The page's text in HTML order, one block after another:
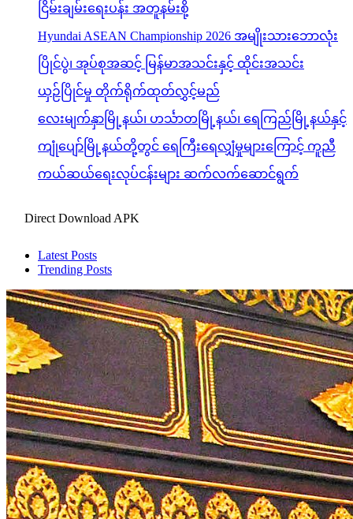
ငြိမ်းချမ်းရေးပန်း အတူနမ်းစို့
Hyundai ASEAN Championship 2026 အမျိုးသားဘောလုံး
ပြိုင်ပွဲ၊ အုပ်စုအဆင့် မြန်မာအသင်းနှင့် ထိုင်းအသင်း
ယှဉ်ပြိုင်မှု တိုက်ရိုက်ထုတ်လွှင့်မည်
လေးမျက်နှာမြို့နယ်၊ ဟင်္သာတမြို့နယ်၊ ရေကြည်မြို့နယ်နှင့်
ကျုံပျော်မြို့နယ်တို့တွင် ရေကြီးရေလျှံမှုများကြောင့် ကူညီ
ကယ်ဆယ်ရေးလုပ်ငန်းများ ဆက်လက်ဆောင်ရွက်
Direct Download APK
Latest Posts
Trending Posts